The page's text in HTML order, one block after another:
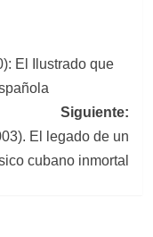
El Ilustrado que
Siguiente:
El legado de un
cubano inmortal